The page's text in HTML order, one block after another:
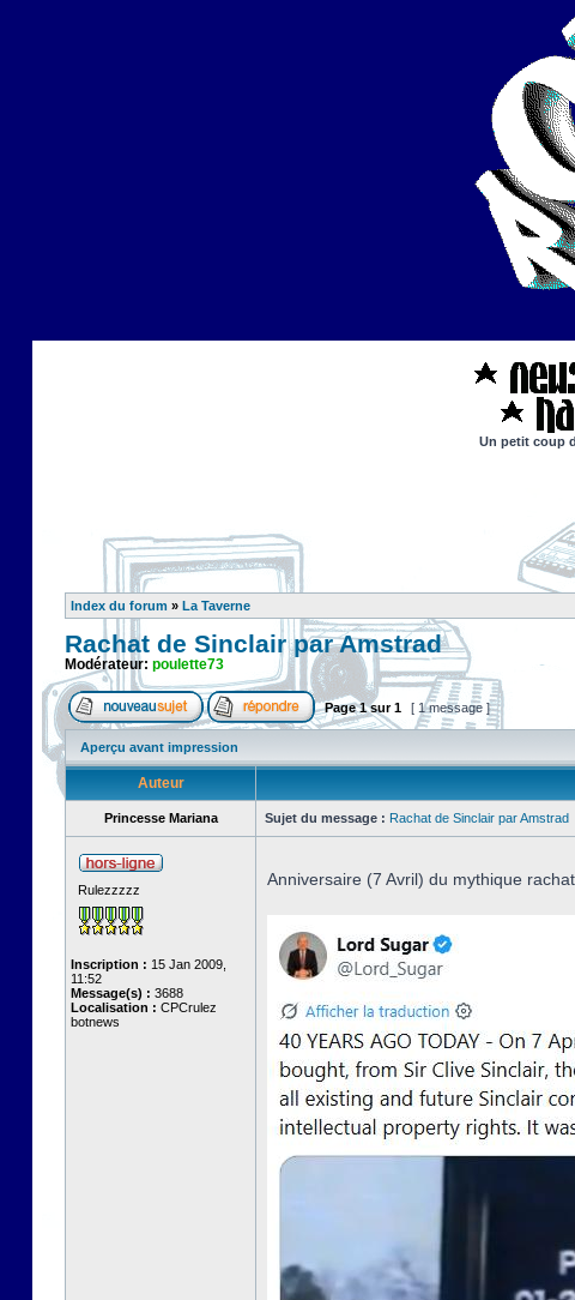
Un petit coup
Index du forum » La Taverne
Rachat de Sinclair par Amstrad
Modérateur: poulette73
Page1sur1 [ 1 message ]
Aperçu avant impression
Auteur
Princesse Mariana Sujet du message : Rachat de Sinclair par Amstrad
Rulezzzzz
Inscription : 15 Jan 2009,
11:52
Message(s) : 3688
Localisation : CPCrulez
botnews
Anniversaire (7 Avril) du mythique